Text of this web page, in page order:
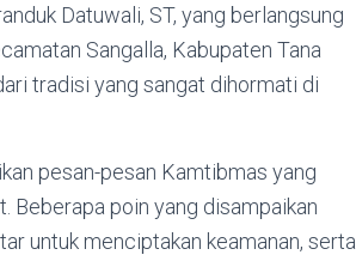
Datuwali, ST, yang berlangsung
Sangalla, Kabupaten Tana
tradisi yang sangat dihormati di
pesan-pesan Kamtibmas yang
Beberapa poin yang disampaikan
untuk menciptakan keamanan, serta